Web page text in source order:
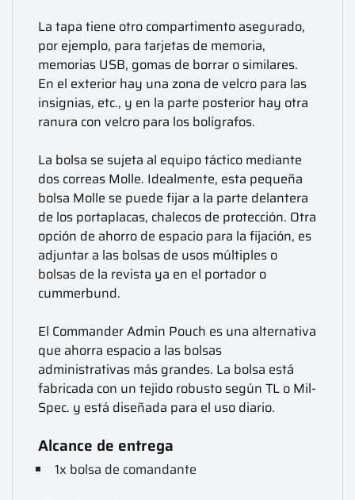
La tapa tiene otro compartimento asegurado,
por ejemplo, para tarjetas de memoria,
memorias USB, gomas de borrar o similares.
En el exterior hay una zona de velcro para las
insignias, etc., y en la parte posterior hay otra
ranura con velcro para los bolígrafos.
La bolsa se sujeta al equipo táctico mediante
dos correas Molle. Idealmente, esta pequeña
bolsa Molle se puede fijar a la parte delantera
de los portaplacas, chalecos de protección. Otra
opción de ahorro de espacio para la fijación, es
adjuntar a las bolsas de usos múltiples o
bolsas de la revista ya en el portador o
cummerbund.
El Commander Admin Pouch es una alternativa
que ahorra espacio a las bolsas
administrativas más grandes. La bolsa está
fabricada con un tejido robusto según TL o Mil-
Spec. y está diseñada para el uso diario.
Alcance de entrega
1x bolsa de comandante